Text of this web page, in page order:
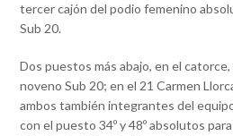
tercer cajón del podio femenino
Sub 20.
Dos puestos más abajo, en el
noveno Sub 20; en el 21 Carmen
ambos también integrantes del
con el puesto 34º y 48º absolutos